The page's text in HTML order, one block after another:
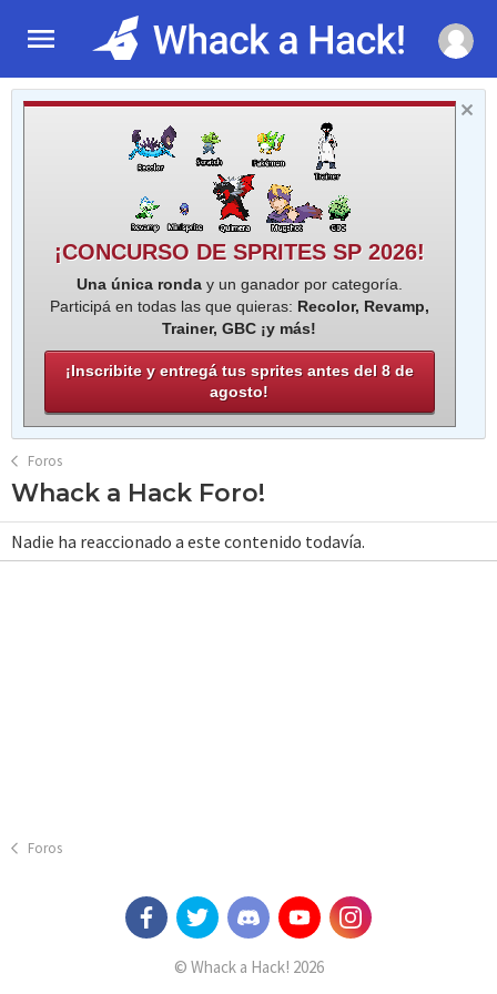
¡CONCURSO DE SPRITES SP 2026!
Una única ronday un ganador por categoría.
Participá en todas las que quieras: Recolor, Revamp,
Trainer, GBC ¡y más!
¡Inscribite y entregá tus sprites antes del 8 de
agosto!
Foros
Whack a Hack Foro!
Nadie ha reaccionado a este contenido todavía.
Foros
© Whack a Hack! 2026